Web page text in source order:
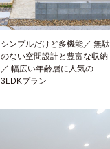
シンプルだけど多機能／ 無駄
のない空間設計と豊富な収納
／ 幅広い年齢層に人気の
3LDKプラン